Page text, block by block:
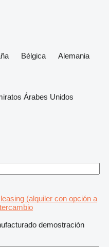
Bélgica
Alemania
Árabes Unidos
leasing (alquiler con opción a
demostración